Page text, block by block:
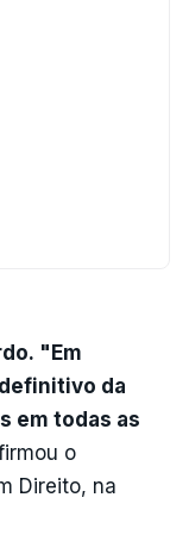
"Em
da
em todas as
o
Direito, na